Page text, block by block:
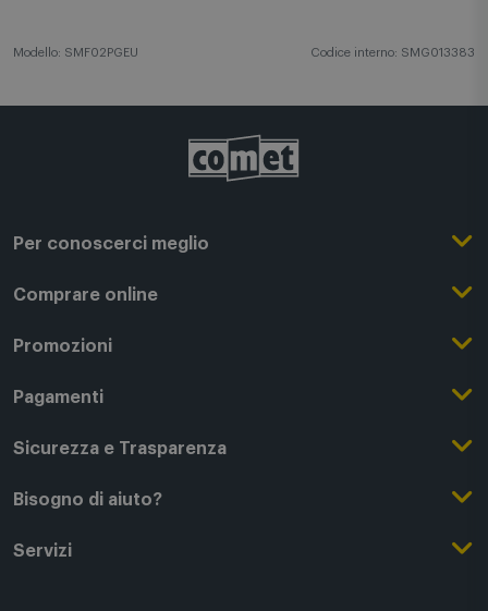
Modello: SMF02PGEU Codice interno: SMG013383
Per conoscerci meglio
Il Gruppo Comet
Punti di forza
Comprare online
Registrati su Comet
Acquista Online
Servizi aggiuntivi di consegna
Promozioni
Outlet
Black Friday
Pagamenti
Modalità di pagamento
Finanziamenti online
Sicurezza e Trasparenza
Condizioni generali di vendita
Garanzia Legale
Bisogno di aiuto?
Segui il tuo ordine
Servizi